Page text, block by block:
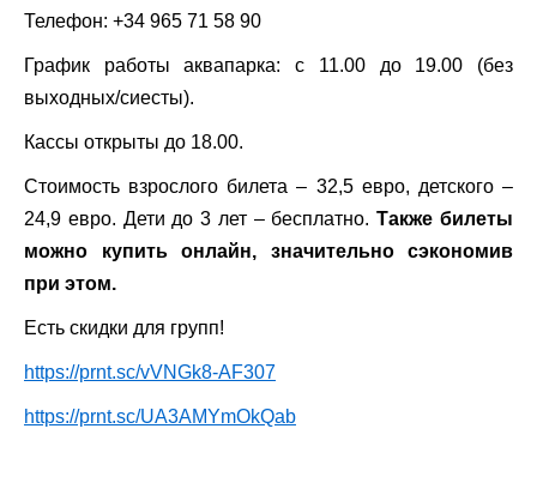
Телефон: +34 965 71 58 90
График работы аквапарка: с 11.00 до 19.00 (без
выходных/сиесты).
Кассы открыты до 18.00.
Стоимость взрослого билета – 32,5 евро, детского –
24,9 евро. Дети до 3 лет – бесплатно.Также билеты
можно купить онлайн, значительно сэкономив
при этом.
Есть скидки для групп!
https://prnt.sc/vVNGk8-AF307
https://prnt.sc/UA3AMYmOkQab